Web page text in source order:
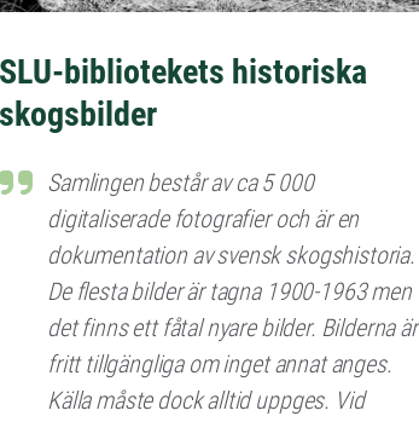
SLU-bibliotekets historiska
skogsbilder
Samlingen består av ca 5 000
digitaliserade fotografier och är en
dokumentation av svensk skogshistoria.
De flesta bilder är tagna 1900-1963 men
det finns ett fåtal nyare bilder. Bilderna är
fritt tillgängliga om inget annat anges.
Källa måste dock alltid uppges. Vid